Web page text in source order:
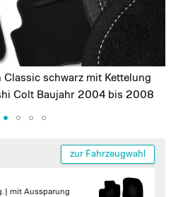
Classic schwarz mit Kettelung
Colt Baujahr 2004 bis 2008
zur Fahrzeugwahl
| mit Aussparung